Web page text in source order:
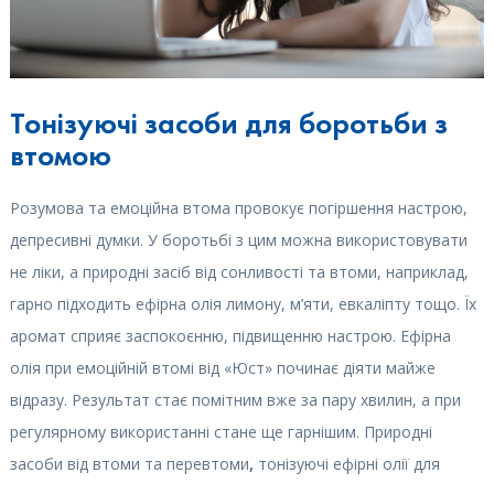
Тонізуючі засоби для боротьби з
втомою
Розумова та емоційна втома провокує погіршення настрою,
депресивні думки. У боротьбі з цим можна використовувати
не ліки, а природні засіб від сонливості та втоми, наприклад,
гарно підходить ефірна олія лимону, м’яти, евкаліпту тощо. Їх
аромат сприяє заспокоєнню, підвищенню настрою. Ефірна
олія при емоційній втомі від «Юст» починає діяти майже
відразу. Результат стає помітним вже за пару хвилин, а при
регулярному використанні стане ще гарнішим. Природні
засоби від втоми та перевтоми, тонізуючі ефірні олії для